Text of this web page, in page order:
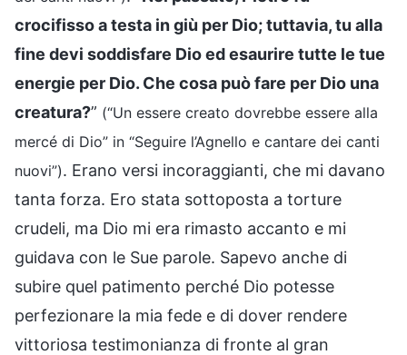
crocifisso a testa in giù per Dio; tuttavia, tu alla
fine devi soddisfare Dio ed esaurire tutte le tue
energie per Dio. Che cosa può fare per Dio una
creatura?” (“Un essere creato dovrebbe essere alla
mercé di Dio” in “Seguire l’Agnello e cantare dei canti
nuovi”). Erano versi incoraggianti, che mi davano
tanta forza. Ero stata sottoposta a torture
crudeli, ma Dio mi era rimasto accanto e mi
guidava con le Sue parole. Sapevo anche di
subire quel patimento perché Dio potesse
perfezionare la mia fede e di dover rendere
vittoriosa testimonianza di fronte al gran